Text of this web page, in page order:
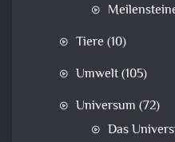
Tiere (10)
Umwelt(105)
Universum (72)
Das